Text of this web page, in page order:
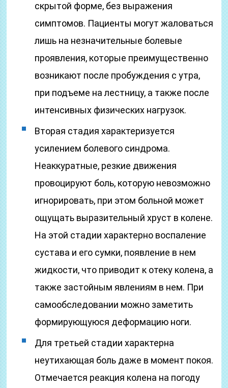
скрытой форме, без выражения
симптомов. Пациенты могут жаловаться
лишь на незначительные болевые
проявления, которые преимущественно
возникают после пробуждения с утра,
при подъеме на лестницу, а также после
интенсивных физических нагрузок.
Вторая стадия характеризуется
усилением болевого синдрома.
Неаккуратные, резкие движения
провоцируют боль, которую невозможно
игнорировать, при этом больной может
ощущать выразительный хруст в колене.
На этой стадии характерно воспаление
сустава и его сумки, появление в нем
жидкости, что приводит к отеку колена, а
также застойным явлениям в нем. При
самообследовании можно заметить
формирующуюся деформацию ноги.
Для третьей стадии характерна
неутихающая боль даже в момент покоя.
Отмечается реакция колена на погоду